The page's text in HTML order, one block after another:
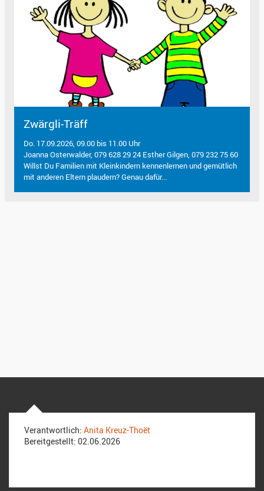
Zwärgli-Träff
Do. 17.09.2026, 09.00 bis 11.00 Uhr
Joanna Osterwalder, 079 628 29 24 Esther Gilgen, 079 232 75 60
Willst Du Familien mit Kleinkindern kennenlernen und gemütlich
mit anderen Eltern plaudern? Genau dafür...
Verantwortlich: Anita Kreuz-Thoët
Bereitgestellt: 02.06.2026